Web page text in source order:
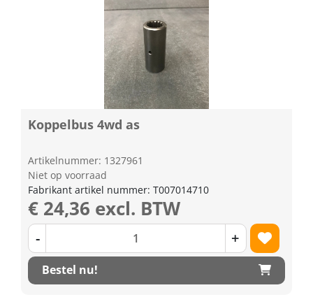
Koppelbus 4wd as
Artikelnummer: 1327961
Niet op voorraad
Fabrikant artikel nummer: T007014710
€ 24,36 excl. BTW
- +
Bestel nu!